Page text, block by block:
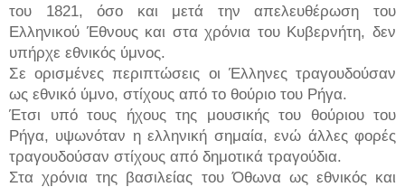
του 1821, όσο και μετά την απελευθέρωση του
Ελληνικού Έθνους και στα χρόνια του Κυβερνήτη, δεν
υπήρχε εθνικός ύμνος.
Σε ορισμένες περιπτώσεις οι Έλληνες τραγουδούσαν
ως εθνικό ύμνο, στίχους από το θούριο του Ρήγα.
Έτσι υπό τους ήχους της μουσικής του θούριου του
Ρήγα, υψωνόταν η ελληνική σημαία, ενώ άλλες φορές
τραγουδούσαν στίχους από δημοτικά τραγούδια.
Στα χρόνια της βασιλείας του Όθωνα ως εθνικός και